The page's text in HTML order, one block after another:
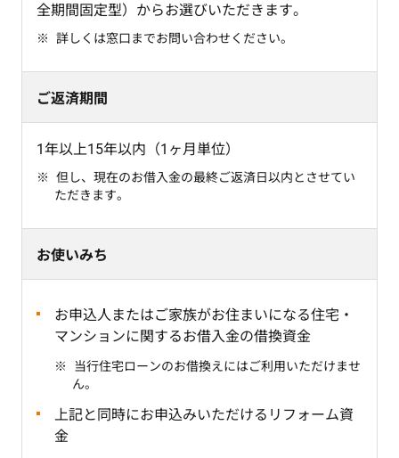
全期間固定型）からお選びいただきます。
詳しくは窓口までお問い合わせください。
ご返済期間
1年以上15年以内（1ヶ月単位）
但し、現在のお借入金の最終ご返済日以内とさせてい
ただきます。
お使いみち
お申込人またはご家族がお住まいになる住宅・
マンションに関するお借入金の借換資金
当行住宅ローンのお借換えにはご利用いただけませ
ん。
上記と同時にお申込みいただけるリフォーム資
金